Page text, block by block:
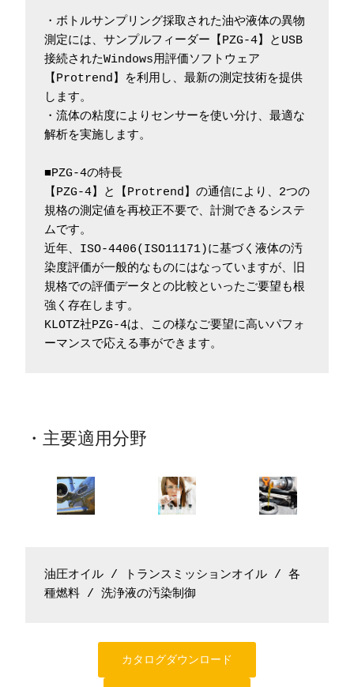
・ボトルサンプリング採取された油や液体の異物
測定には、サンプルフィーダー【PZG-4】とUSB
接続されたWindows用評価ソフトウェア
【Protrend】を利用し、最新の測定技術を提供
します。
・流体の粘度によりセンサーを使い分け、最適な
解析を実施します。
■PZG-4の特長
【PZG-4】と【Protrend】の通信により、2つの
規格の測定値を再校正不要で、計測できるシステ
ムです。
近年、ISO-4406(ISO11171)に基づく液体の汚
染度評価が一般的なものにはなっていますが、旧
規格での評価データとの比較といったご要望も根
強く存在します。
KLOTZ社PZG-4は、この様なご要望に高いパフォ
ーマンスで応える事ができます。
・主要適用分野
油圧オイル / トランスミッションオイル / 各
種燃料 / 洗浄液の汚染制御
カタログダウンロード